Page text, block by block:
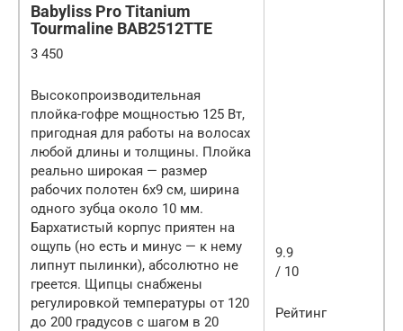
Babyliss Pro Titanium
Tourmaline BAB2512TTE
3 450
Высокопроизводительная
плойка-гофре мощностью 125 Вт,
пригодная для работы на волосах
любой длины и толщины. Плойка
реально широкая — размер
рабочих полотен 6х9 см, ширина
одного зубца около 10 мм.
Бархатистый корпус приятен на
ощупь (но есть и минус — к нему
липнут пылинки), абсолютно не
греется. Щипцы снабжены
регулировкой температуры от 120
до 200 градусов с шагом в 20
9.9
/ 10
Рейтинг